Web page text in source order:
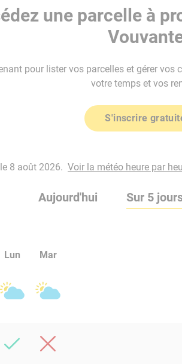
une parcelle à
pour lister vos parcelles et gérer vos
votre temps et vos
S'inscrire
8 août 2026. Voir la météo heure par
Aujourd'hui Sur 5
Lun Mar